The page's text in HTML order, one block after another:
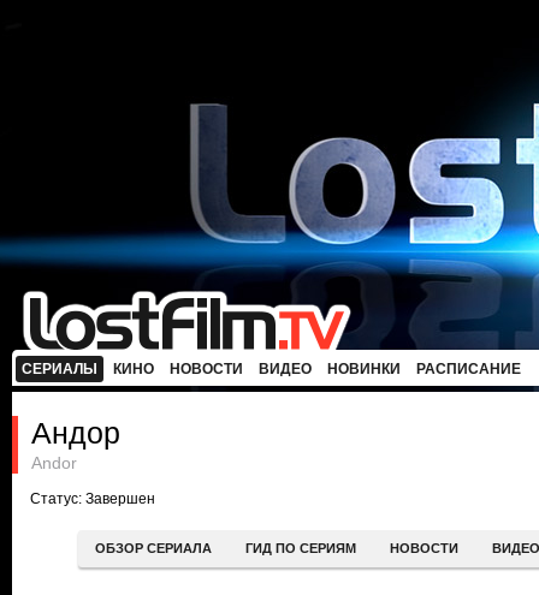
СЕРИАЛЫ КИНО НОВОСТИ ВИДЕО НОВИНКИ РАСПИСАНИЕ
Андор
Andor
Статус: Завершен
ОБЗОР СЕРИАЛА ГИД ПО СЕРИЯМ НОВОСТИ ВИДЕО